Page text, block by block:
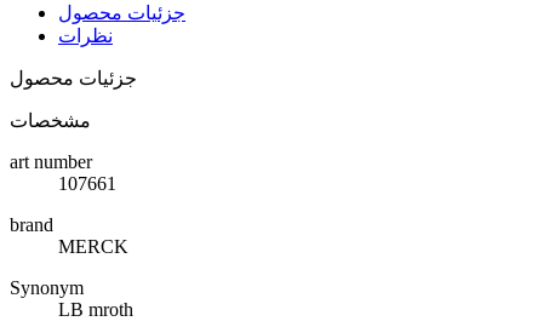
جزئیات محصول
نظرات
جزئیات محصول
مشخصات
art number
107661
brand
MERCK
Synonym
LB mroth